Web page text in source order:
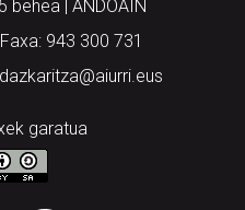
behea | ANDOAIN
943 300 731
garatua